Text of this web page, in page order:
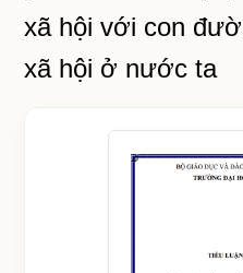
xã hội với con
xã hội ở nước ta